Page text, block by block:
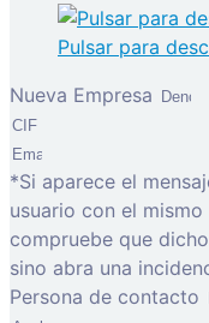
Pulsar para
Nueva Empresa
*Si aparece el
usuario con el
compruebe que
sino abra una
Persona de contacto